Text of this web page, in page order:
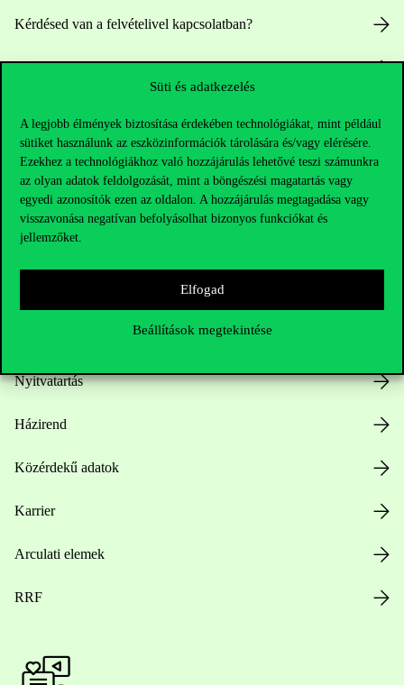
Süti és adatkezelés
A legjobb élmények biztosítása érdekében technológiákat, mint például
sütiket használunk az eszközinformációk tárolására és/vagy elérésére.
Ezekhez a technológiákhoz való hozzájárulás lehetővé teszi számunkra
az olyan adatok feldolgozását, mint a böngészési magatartás vagy
egyedi azonosítók ezen az oldalon. A hozzájárulás megtagadása vagy
visszavonása negatívan befolyásolhat bizonyos funkciókat és
jellemzőket.
Elfogad
Beállítások megtekintése
Kérdésed van a felvételivel kapcsolatban?
Oktatói elérhetőségek
Sajtó: press@uni-corvinus.hu
Nyitvatartás
Házirend
Közérdekű adatok
Karrier
Arculati elemek
RRF